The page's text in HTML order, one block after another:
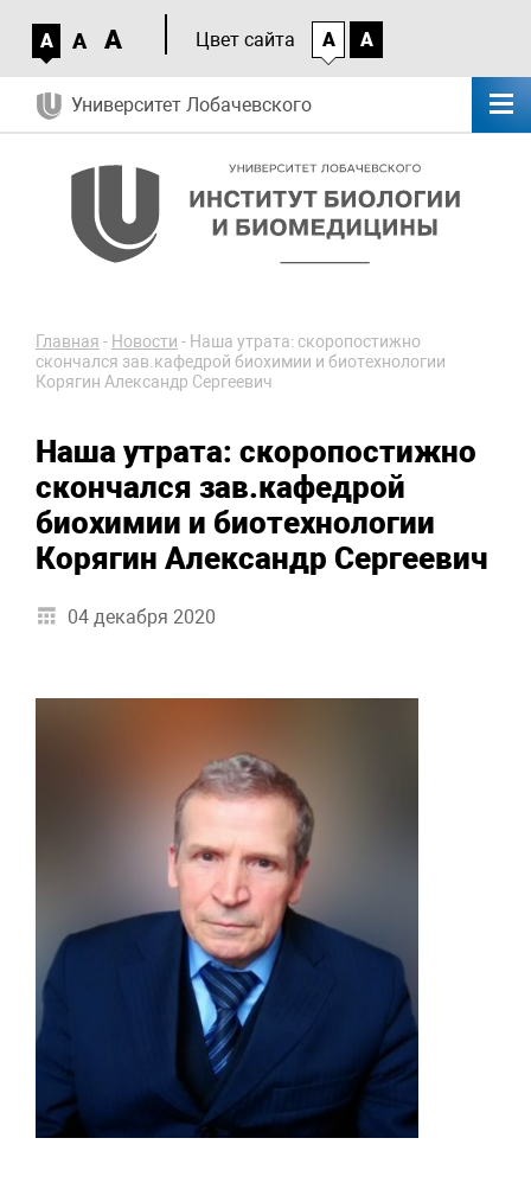
A A A Цвет сайта A A
Университет Лобачевского
Главная - Новости - Наша утрата: скоропостижно
скончался зав.кафедрой биохимии и биотехнологии
Корягин Александр Сергеевич
Наша утрата: скоропостижно
скончался зав.кафедрой
биохимии и биотехнологии
Корягин Александр Сергеевич
04 декабря 2020